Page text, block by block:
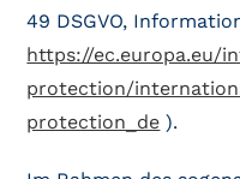
49 DSGVO,
https://ec.europa.eu/
protection/
protection_de ).